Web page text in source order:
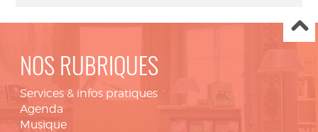
NOS RUBRIQUES
Services & infos pratiques
Agenda
Musique